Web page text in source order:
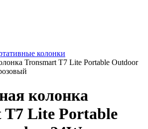
колонки
Tronsmart T7 Lite Portable Outdoor
колонка
T7 Lite Portable